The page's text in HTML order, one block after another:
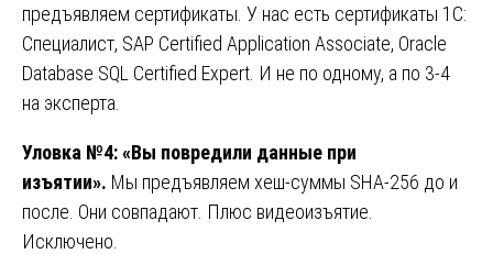
предъявляем сертификаты. У нас есть сертификаты 1С:
Специалист, SAP Certified Application Associate, Oracle
Database SQL Certified Expert. И не по одному, а по 3-4
на эксперта.
Уловка №4: «Вы повредили данные при
изъятии». Мы предъявляем хеш-суммы SHA-256 до и
после. Они совпадают. Плюс видеоизъятие.
Исключено.